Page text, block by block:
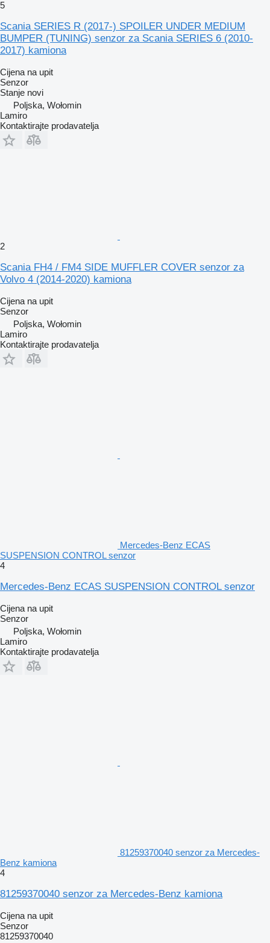
5
Scania SERIES R (2017-) SPOILER UNDER MEDIUM
BUMPER (TUNING) senzor za Scania SERIES 6 (2010-
2017) kamiona
Cijena na upit
Senzor
Stanje novi
Poljska, Wołomin
Lamiro
Kontaktirajte prodavatelja
2
Scania FH4 / FM4 SIDE MUFFLER COVER senzor za
Volvo 4 (2014-2020) kamiona
Cijena na upit
Senzor
Poljska, Wołomin
Lamiro
Kontaktirajte prodavatelja
Mercedes-Benz ECAS
SUSPENSION CONTROL senzor
4
Mercedes-Benz ECAS SUSPENSION CONTROL senzor
Cijena na upit
Senzor
Poljska, Wołomin
Lamiro
Kontaktirajte prodavatelja
81259370040 senzor za Mercedes-
Benz kamiona
4
81259370040 senzor za Mercedes-Benz kamiona
Cijena na upit
Senzor
81259370040